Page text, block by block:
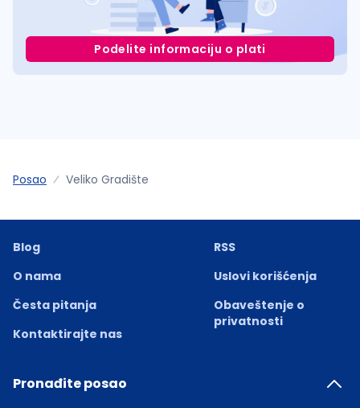
Podelite informaciju o plati
Posao Veliko Gradište
Blog
O nama
Česta pitanja
Kontaktirajte nas
RSS
Uslovi korišćenja
Obaveštenje o
privatnosti
Pronađite posao